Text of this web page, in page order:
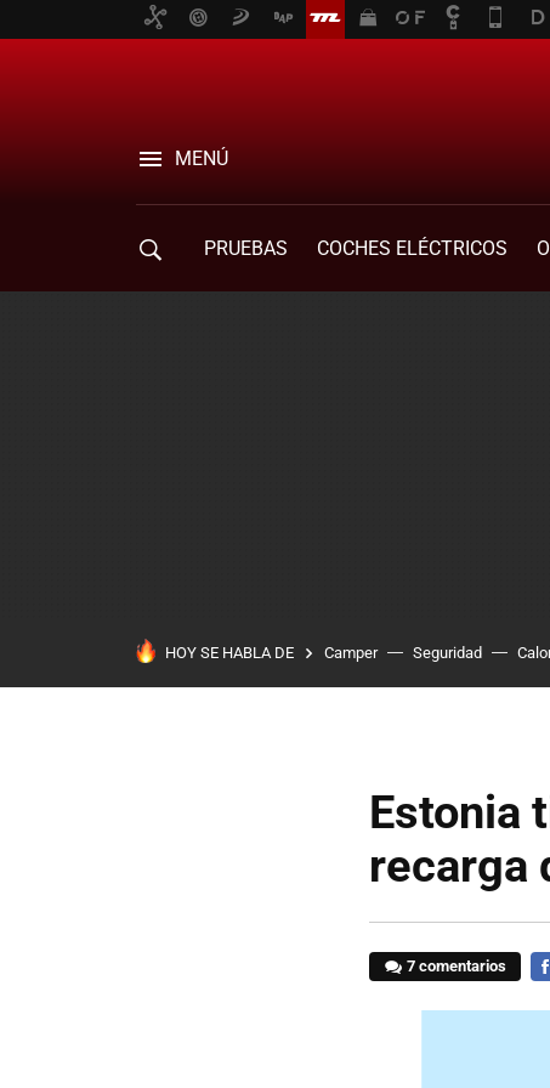
MENÚ
PRUEBAS COCHES ELÉCTRICOS
HOY SE HABLA DE Camper Seguridad
Estonia
recarga
7 comentarios